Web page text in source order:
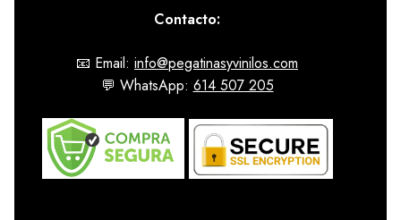
Contacto:
📧 Email: info@pegatinasyvinilos.com
💬 WhatsApp: 614 507 205